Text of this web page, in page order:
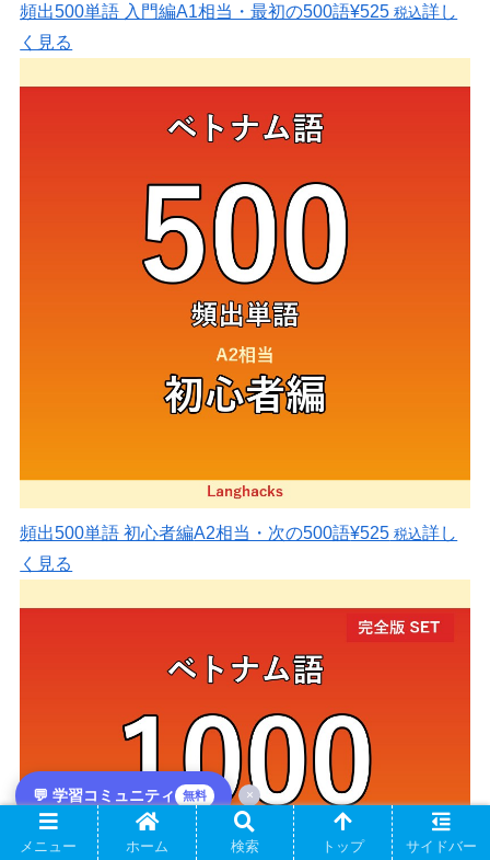
頻出500単語 入門編A1相当・最初の500語¥525 税込詳し
く見る
頻出500単語 初心者編A2相当・次の500語¥525 税込詳し
く見る
💬 学習コミュニティ 無料 ×
メニュー ホーム 検索 トップ サイドバー